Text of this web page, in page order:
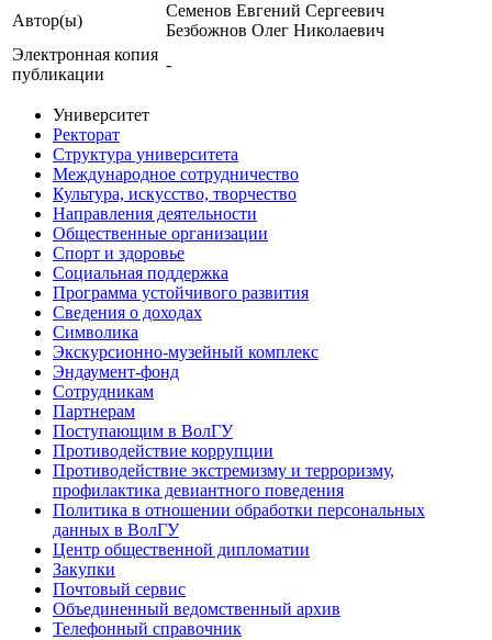
Автор(ы)
Семенов Евгений Сергеевич
Безбожнов Олег Николаевич
Электронная копия
публикации
-
Университет
Ректорат
Структура университета
Международное сотрудничество
Культура, искусство, творчество
Направления деятельности
Общественные организации
Спорт и здоровье
Социальная поддержка
Программа устойчивого развития
Сведения о доходах
Символика
Экскурсионно-музейный комплекс
Эндаумент-фонд
Сотрудникам
Партнерам
Поступающим в ВолГУ
Противодействие коррупции
Противодействие экстремизму и терроризму,
профилактика девиантного поведения
Политика в отношении обработки персональных
данных в ВолГУ
Центр общественной дипломатии
Закупки
Почтовый сервис
Объединенный ведомственный архив
Телефонный справочник